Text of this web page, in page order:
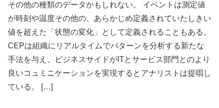
その他の種類のデータかもしれない。 イベントは測定値
が時刻や温度その他の、あらかじめ定義されていたしきい
値を超えた「状態の変化」として定義されることもある。
CEPは組織にリアルタイムでパターンを分析する新たな
手法を与え、ビジネスサイドがITとサービス部門とのより
良いコュミニケーションを実現するとアナリストは提唱し
ている。 […]